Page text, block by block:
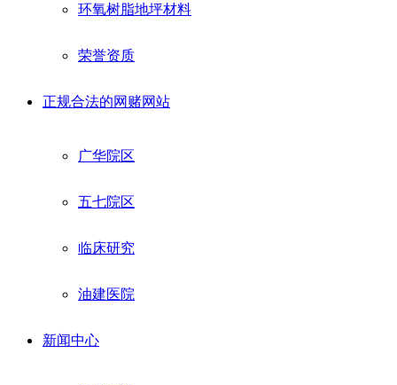
环氧树脂地坪材料
荣誉资质
正规合法的网赌网站
广华院区
五七院区
临床研究
油建医院
新闻中心